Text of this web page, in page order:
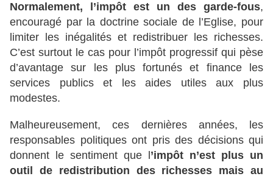
Normalement, l’impôt est un des garde-fous,
encouragé par la doctrine sociale de l’Eglise, pour
limiter les inégalités et redistribuer les richesses.
C’est surtout le cas pour l’impôt progressif qui pèse
d’avantage sur les plus fortunés et finance les
services publics et les aides utiles aux plus
modestes.
Malheureusement, ces dernières années, les
responsables politiques ont pris des décisions qui
donnent le sentiment que l ’impôt n’est plus un
outil de redistribution des richesses mais au